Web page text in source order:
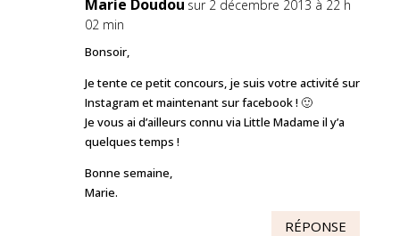
Marie Doudou sur 2 décembre 2013 à 22 h
02 min
Bonsoir,
Je tente ce petit concours, je suis votre activité sur
Instagram et maintenant sur facebook ! 🙂
Je vous ai d’ailleurs connu via Little Madame il y’a
quelques temps !
Bonne semaine,
Marie.
RÉPONSE